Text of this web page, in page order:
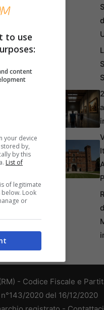
sedi
- Codice Fiscale e
2020 del 16/12/2020
to use
content
your device
by,
by this
List of
of legitimate
Look
or